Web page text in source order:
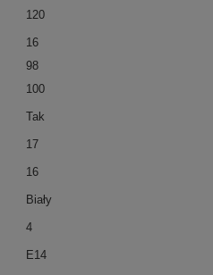
120
16
98
100
Tak
17
16
Biały
4
E14